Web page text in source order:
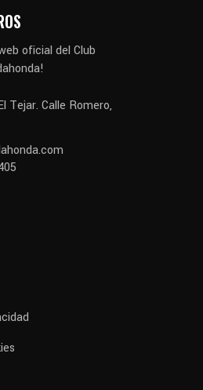
oficial del Club
Tejar. Calle Romero,